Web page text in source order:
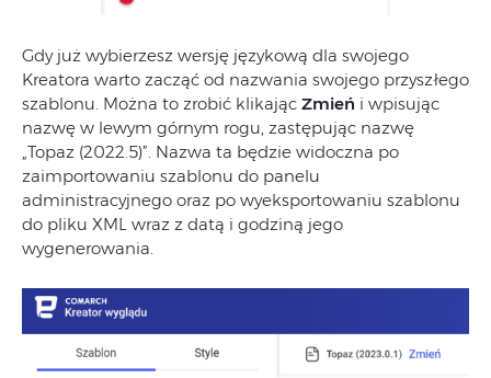
Gdy już wybierzesz wersję językową dla swojego
Kreatora warto zacząć od nazwania swojego przyszłego
szablonu. Można to zrobić klikając Zmień i wpisując
nazwę w lewym górnym rogu, zastępując nazwę
„Topaz (2022.5)”. Nazwa ta będzie widoczna po
zaimportowaniu szablonu do panelu
administracyjnego oraz po wyeksportowaniu szablonu
do pliku XML wraz z datą i godziną jego
wygenerowania.